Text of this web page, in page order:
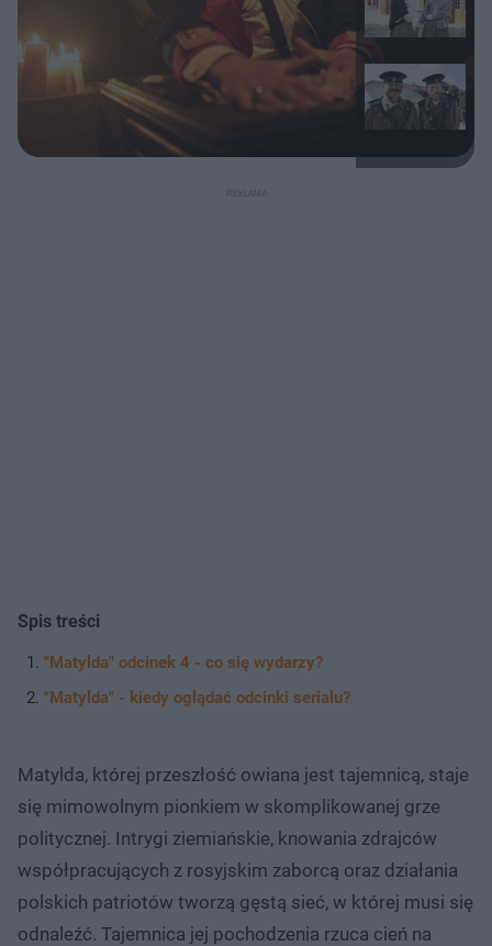
Spis treści
"Matylda" odcinek 4 - co się wydarzy?
"Matylda" - kiedy oglądać odcinki serialu?
Matylda, której przeszłość owiana jest tajemnicą, staje
się mimowolnym pionkiem w skomplikowanej grze
politycznej. Intrygi ziemiańskie, knowania zdrajców
współpracujących z rosyjskim zaborcą oraz działania
polskich patriotów tworzą gęstą sieć, w której musi się
odnaleźć. Tajemnica jej pochodzenia rzuca cień na